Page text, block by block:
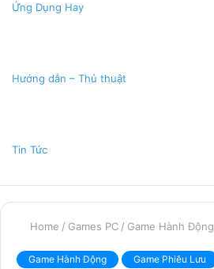
Ứng Dụng Hay
Hướng dẫn – Thủ thuật
Tin Tức
Home / Games PC / Game Hành Động
Game Hành Động Game Phiêu Lưu